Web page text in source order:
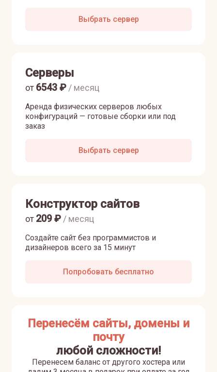
Выбрать сервер
Серверы
Аренда физических серверов любых
конфигураций — готовые сборки или под
заказ
от 6543 ₽ / месяц
Выбрать сервер
Конструктор сайтов
Создайте сайт без программистов и
дизайнеров всего за 15 минут
от 209₽ / месяц
Попробовать бесплатно
Перенесём сайты, домены и
почту
любой сложности!
Перенесем баланс от другого хостера или